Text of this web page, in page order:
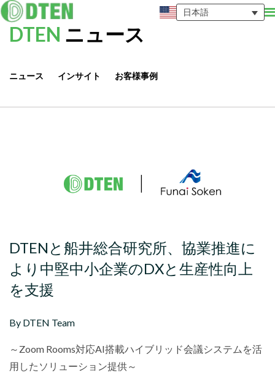
日本語
DTEN ニュース
ニュース インサイト お客様事例
DTENと船井総合研究所、協業推進に
より中堅中小企業のDXと生産性向上
を支援
By DTEN Team
～Zoom Rooms対応AI搭載ハイブリッド会議システムを活
用したソリューション提供～